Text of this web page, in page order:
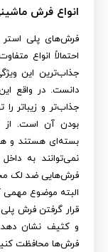
انواع فرش
فرش‌های پلی
احتمالاً انواع
جذاب‌ترین این
دانست. در واقع
جذاب‌تر و زیباتر
بودن آن است. از
بسته‌ای هستند و
نمی‌توانند به
فرش‌هایی ضد لک
البته موضوع مهمی
قرار گرفتن فرش
و کثیف نشان دهد.
فرش‌ها محافظت